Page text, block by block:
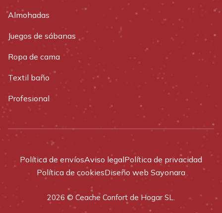
Almohadas
Juegos de sábanas
Ropa de cama
Textil baño
Profesional
2026 © Ceache Confort de Hogar SL.
Política de envíosAviso legalPolítica de privacidad
Política de cookiesDiseño web Sayonara